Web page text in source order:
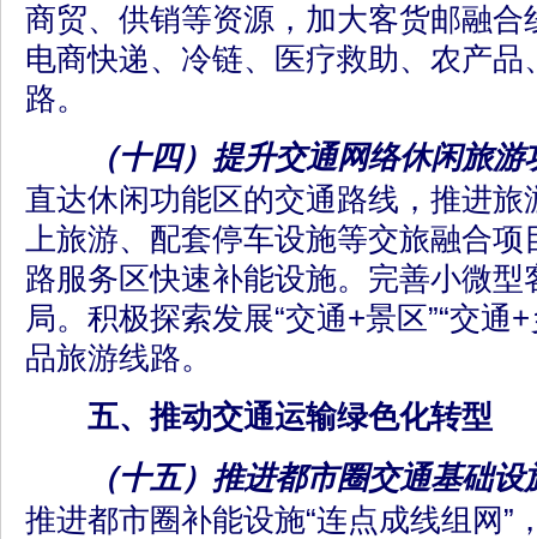
商贸、供销等资源，加大客货邮融合
电商快递、冷链、医疗救助、农产
路。
（十四）提升交通网络休闲旅游
直达休闲功能区的交通路线，推进
上旅游、配套停车设施等交旅融合项
路服务区快速补能设施。完善小微
局。积极探索发展“交通+景区”“交通
品旅游线路。
五、推动交通运输绿色化转型
（十五）推进都市圈交通基础
推进都市圈补能设施“连点成线组网”